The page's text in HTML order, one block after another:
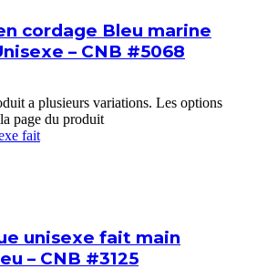
cordage Bleu marine
– CNB #5068
a plusieurs variations. Les options
page du produit
unisexe fait main
– CNB #3125